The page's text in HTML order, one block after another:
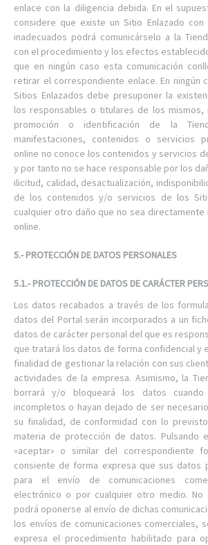
enlace con la diligencia debida. En el
considere que existe un Sitio Enlazado
inadecuados podrá comunicárselo a la
con el procedimiento y los efectos
que en ningún caso esta comunicación
retirar el correspondiente enlace. En ningún
Sitios Enlazados debe presuponer la
los responsables o titulares de los mismos,
promoción o identificación de la
manifestaciones, contenidos o servicios
online no conoce los contenidos y servicios
y por tanto no se hace responsable por los
ilicitud, calidad, desactualización,
de los contenidos y/o servicios de los
cualquier otro daño que no sea directamente
online.
5.- PROTECCIÓN DE DATOS PERSONALES
5.1.- PROTECCIÓN DE DATOS DE CARÁCTER
Los datos recabados a través de los
datos del Portal serán incorporados a un
datos de carácter personal del que es
que tratará los datos de forma confidencial y
finalidad de gestionar la relación con sus
actividades de la empresa. Asimismo, la
borrará y/o bloqueará los datos cuando
incompletos o hayan dejado de ser
su finalidad, de conformidad con lo
materia de protección de datos. Pulsando
«aceptar» o similar del correspondiente
consiente de forma expresa que sus datos
para el envío de comunicaciones
electrónico o por cualquier otro medio. No
podrá oponerse al envío de dichas
los envíos de comunicaciones comerciales,
expresa el procedimiento habilitado para